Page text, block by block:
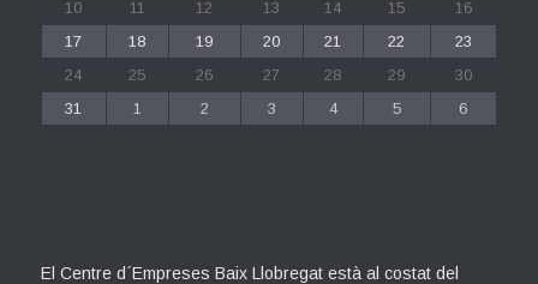
10
11 12 13 14 15
16
17
18 19 20 21 22
23
24
25 26 27 28 29
30
31
1 2 3 4 5 6
El Centre d´Empreses Baix Llobregat està al costat del